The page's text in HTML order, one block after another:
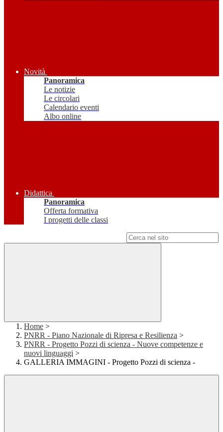
Novità
Panoramica
Le notizie
Le circolari
Calendario eventi
Albo online
Didattica
Panoramica
Offerta formativa
I progetti delle classi
Home >
PNRR - Piano Nazionale di Ripresa e Resilienza >
PNRR - Progetto Pozzi di scienza - Nuove competenze e
nuovi linguaggi >
GALLERIA IMMAGINI - Progetto Pozzi di scienza -